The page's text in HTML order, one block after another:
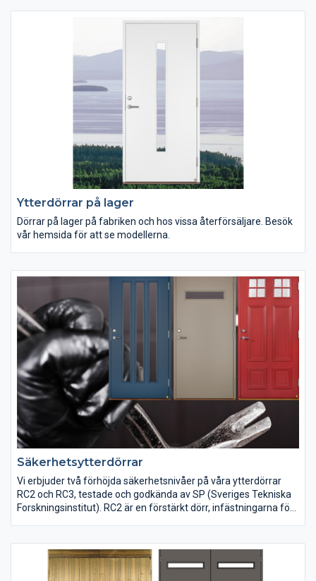
Ytterdörrar på lager
Dörrar på lager på fabriken och hos vissa återförsäljare. Besök
vår hemsida för att se modellerna.
Säkerhetsytterdörrar
Vi erbjuder två förhöjda säkerhetsnivåer på våra ytterdörrar
RC2 och RC3, testade och godkända av SP (Sveriges Tekniska
Forskningsinstitut). RC2 är en förstärkt dörr, infästningarna för
punktslås, se mer på specifikationen nedan. Bägge nivåerna
går att få på samtliga modeller av enkeldörrar, både med och
utan glas.